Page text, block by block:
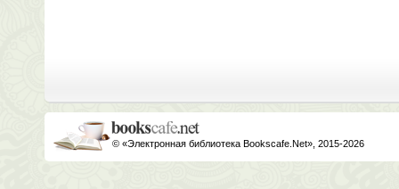
© «Электронная библиотека Bookscafe.Net», 2015-2026